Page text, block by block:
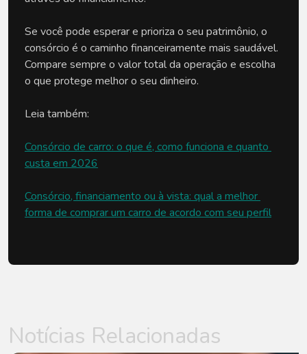
Se você pode esperar e prioriza o seu patrimônio, o
consórcio é o caminho financeiramente mais saudável.
Compare sempre o valor total da operação e escolha
o que protege melhor o seu dinheiro.
Leia também:
Consórcio de carro: o que é, como funciona e quanto
custa em 2026
Consórcio, financiamento ou à vista: qual a melhor
forma de comprar um carro de acordo com seu perfil
Notícias Relacionadas